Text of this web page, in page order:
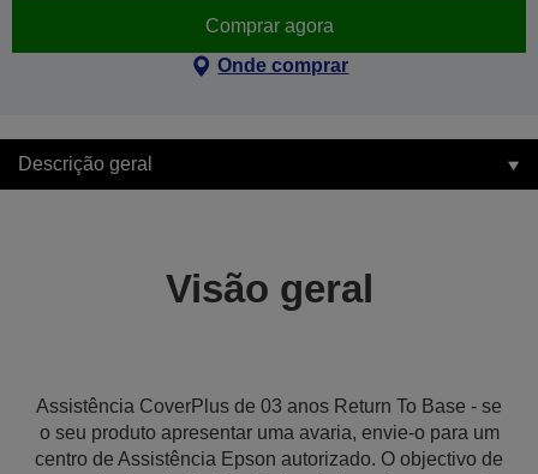
Comprar agora
Onde comprar
Descrição geral
Visão geral
Assistência CoverPlus de 03 anos Return To Base - se
o seu produto apresentar uma avaria, envie-o para um
centro de Assistência Epson autorizado. O objectivo de